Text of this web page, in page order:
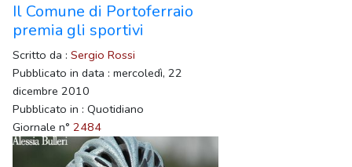
Il Comune di Portoferraio
premia gli sportivi
Scritto da : Sergio Rossi
Pubblicato in data : mercoledì, 22
dicembre 2010
Pubblicato in : Quotidiano
Giornale n° 2484